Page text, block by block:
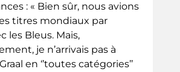
: « Bien sûr, nous avions
titres mondiaux par
les Bleus. Mais,
je n’arrivais pas à
en ‘’toutes catégories’’